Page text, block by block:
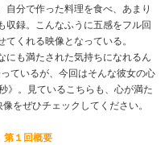
自分で作った料理を食べ、あまり
収録。こんなふうに五感をフル回
くれる映像となっている。
にも満たされた気持ちになれるん
ているが、今回はそんな彼女の心
》。見ているこちらも、心が満た
をぜひチェックしてください。
第１回概要